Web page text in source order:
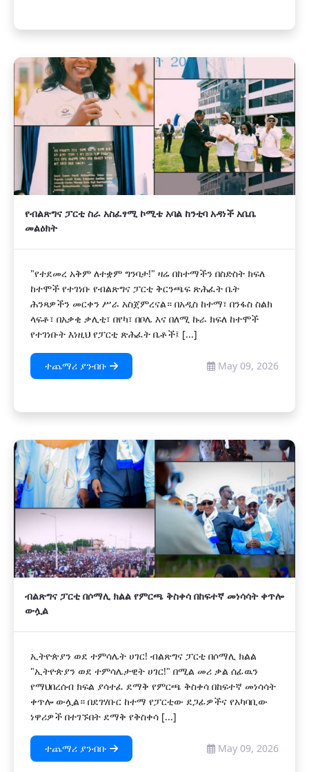
የብልጽግና ፓርቲ ስራ አስፈፃሚ ኮሚቴ አባል ከንቲባ አዳነች አቤቤ
መልዕክት
"የተደመረ አቅም ለተቋም ግንባታ!" ዛሬ በከተማችን በስድስት ክፍለ
ከተሞች የተገነቡ የብልጽግና ፓርቲ ቅርንጫፍ ጽሕፈት ቤት
ሕንጻዎችን መርቀን ሥራ አስጀምረናል። በአዲስ ከተማ፣ በንፋስ ስልክ
ላፍቶ፣ በአቃቂ ቃሊቲ፣ በየካ፣ በቦሌ እና በለሚ ኩራ ክፍለ ከተሞች
የተገነቡት እነዚህ የፓርቲ ጽሕፈት ቤቶች፤ [...]
ተጨማሪ ያንብቡ May 09, 2026
ብልጽግና ፓርቲ በሶማሊ ክልል የምርጫ ቅስቀሳ በከፍተኛ መነሳሳት ቀጥሎ
ውሏል
ኢትዮጵያን ወደ ተምሳሌት ሀገር! ብልጽግና ፓርቲ በሶማሊ ክልል
"ኢትዮጵያን ወደ ተምሳሌታዊት ሀገር!" በሚል መሪ ቃል ሰፊዉን
የማህበረሰብ ክፍል ያሳተፈ ደማቅ የምርጫ ቅስቀሳ በከፍተኛ መነሳሳት
ቀጥሎ ውሏል። በደገሃቡር ከተማ የፓርቲው ደጋፊዎችና የአካባቢው
ነዋሪዎች በተገኙበት ደማቅ የቅስቀሳ [...]
ተጨማሪ ያንብቡ May 09, 2026